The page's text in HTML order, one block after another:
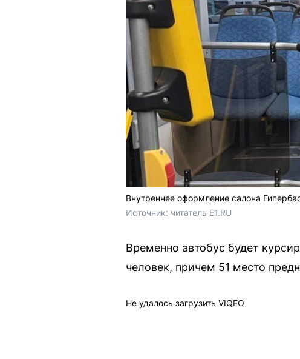
Внутреннее оформление салона
Источник: читатель E1.RU
Временно автобус будет
человек, причем 51 место
Не удалось загрузить VIQEO